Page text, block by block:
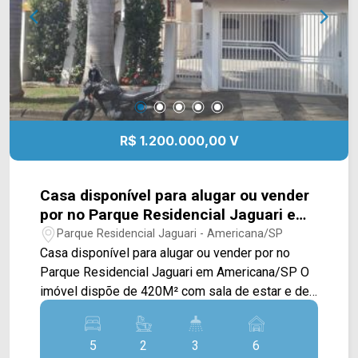
4546 ARBIX IMÓVEIS - Presente em cada
mudança!
R$ 1.200.000,00 V
Casa disponível para alugar ou vender
por no Parque Residencial Jaguari em
Americana/SP
Parque Residencial Jaguari - Americana/SP
Casa disponível para alugar ou vender por no
Parque Residencial Jaguari em Americana/SP O
imóvel dispõe de 420M² com sala de estar e de
jantar, cozinha planejada, jardim, espaço gourmet,
escritório, sacada e área de serviço. Contém
também um quarto de despejo. > 05 dormitórios,
5 2 3 6